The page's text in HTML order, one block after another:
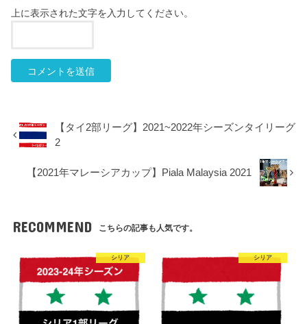
上に表示された文字を入力してください。
【タイ2部リーグ】2021~2022年シーズンタイリーグ
2
【2021年マレーシアカップ】Piala Malaysia 2021
RECOMMEND こちらの記事も人気です。
シリア シリア